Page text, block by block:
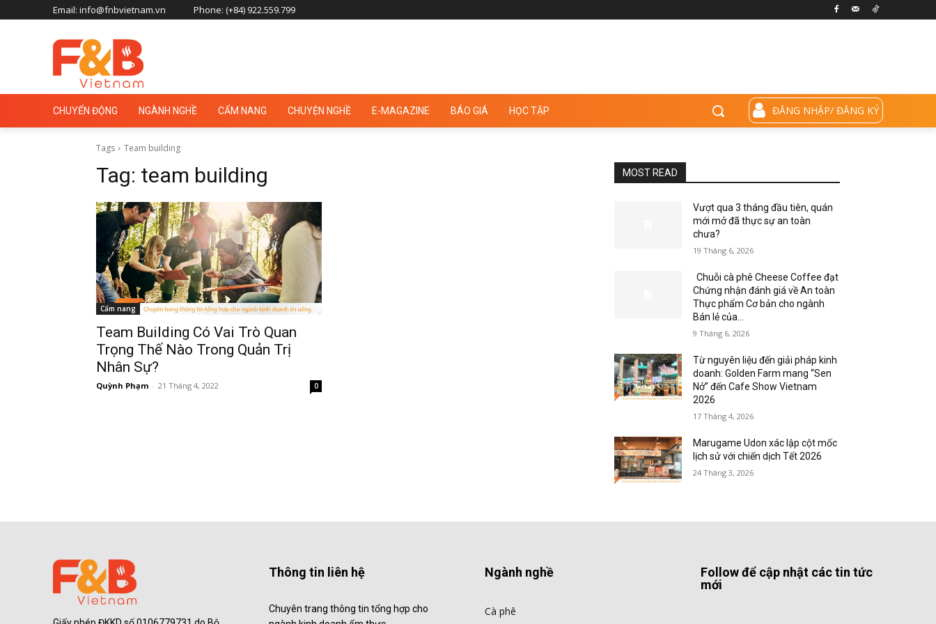
Email: info@fnbvietnam.vn Phone: (+84) 922.559.799
CHUYỂN ĐỘNG NGÀNH NGHỀ CẨM NANG CHUYỆN NGHỀ E-MAGAZINE BÁO GIÁ HỌC TẬP ĐĂNG NHẬP/ ĐĂNG KÝ
Tags Team building
Tag: team building
Cẩm nang
Team Building Có Vai Trò Quan
Trọng Thế Nào Trong Quản Trị
Nhân Sự?
Quỳnh Phạm - 21 Tháng 4, 2022 0
MOST READ
Vượt qua 3 tháng đầu tiên, quán
mới mở đã thực sự an toàn
chưa?
19 Tháng 6, 2026
Chuỗi cà phê Cheese Coffee đạt
Chứng nhận đánh giá về An toàn
Thực phẩm Cơ bản cho ngành
Bán lẻ của...
9 Tháng 6, 2026
Từ nguyên liệu đến giải pháp kinh
doanh: Golden Farm mang “Sen
Nở” đến Cafe Show Vietnam
2026
17 Tháng 4, 2026
Marugame Udon xác lập cột mốc
lịch sử với chiến dịch Tết 2026
24 Tháng 3, 2026
Thông tin liên hệ
Chuyên trang thông tin tổng hợp cho
Ngành nghề
Cà phê
Follow để cập nhật các tin tức
mới